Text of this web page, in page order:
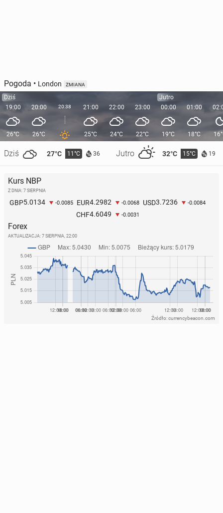
Pogoda • London ZMIANA
Dziś
19:00
26°C
Dziś 27°C 11°C 36 Jutro 32°C 15°C 19
20:00
26°C
20:38 21:00
25°C
22:00
24°C
23:00
22°C
Jutro
00:00
19°C
01:00
18°C
Kurs NBP
Z DNIA: 7 SIERPNIA
GBP5.0134 -0.0085 EUR4.2982 -0.0068 USD3.7236 -0.0084
CHF4.6049 -0.0031
Forex
AKTUALIZACJA: 7 SIERPNIA, 22:00
Źródło: currencybeacon.com